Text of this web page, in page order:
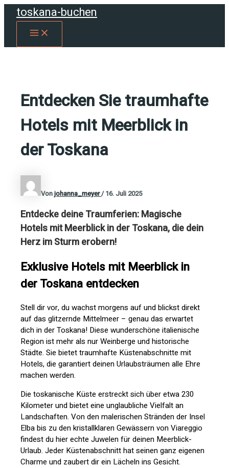
Zum
Inhalt
springen
toskana-buchen
MAIN
Entdecken Sie traumhafte
Hotels mit Meerblick in
der Toskana
Vonjohanna_meyer/16. Juli 2025
Entdecke deine Traumferien: Magische
Hotels mit Meerblick in der Toskana, die dein
Herz im Sturm erobern!
Exklusive Hotels mit Meerblick in
der Toskana entdecken
Stell dir vor, du wachst morgens auf und blickst direkt
auf das glitzernde Mittelmeer – genau das erwartet
dich in der Toskana! Diese wunderschöne italienische
Region ist mehr als nur Weinberge und historische
Städte. Sie bietet traumhafte Küstenabschnitte mit
Hotels, die garantiert deinen Urlaubsträumen alle Ehre
machen werden.
Die toskanische Küste erstreckt sich über etwa 230
Kilometer und bietet eine unglaubliche Vielfalt an
Landschaften. Von den malerischen Stränden der Insel
Elba bis zu den kristallklaren Gewässern von Viareggio
findest du hier echte Juwelen für deinen Meerblick-
Urlaub. Jeder Küstenabschnitt hat seinen ganz eigenen
Charme und zaubert dir ein Lächeln ins Gesicht.